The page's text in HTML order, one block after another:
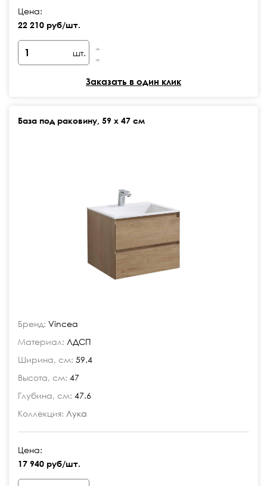
Цена:
22 210 руб/шт.
шт.
Заказать в один клик
База под раковину, 59 х 47 см
Бренд: Vincea
Материал: ЛДСП
Ширина, см: 59.4
Высота, см: 47
Глубина, см: 47.6
Коллекция: Лука
Цена:
17 940 руб/шт.